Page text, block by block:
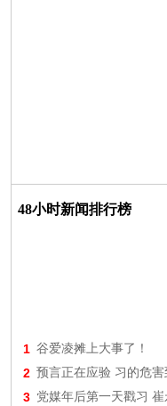
48小时新闻排行榜
1 谷爱凌摊上大事了！
2 预言正在应验 习的危害
3 党媒年后第一天戳习